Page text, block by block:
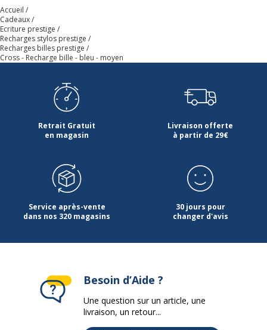
Accueil
Cadeaux
Ecriture prestige
Recharges stylos prestige
Recharges billes prestige
Cross - Recharge bille - bleu - moyen
Retrait Gratuit
en magasin
Livraison offerte
à partir de 29€
Service après-vente
dans nos 320 magasins
30 jours pour
changer d'avis
Besoin d’Aide ?
Une question sur un article, une
livraison, un retour...